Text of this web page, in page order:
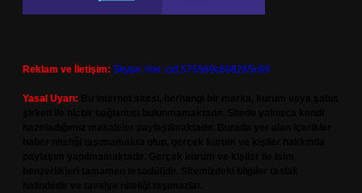
Reklam ve İletişim: Skype: live:.cid.575569c608265c69
Yasal Uyarı: